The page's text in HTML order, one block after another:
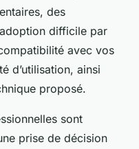
des
difficile par
avec vos
d’utilisation, ainsi
proposé.
sont
prise de décision